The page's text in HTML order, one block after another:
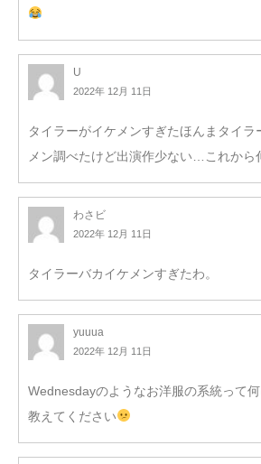
U
2022年 12月 11日
タイラーがイケメンすぎたほんまタイラ
メン調べたけど出演作少ない…これから
わさビ
2022年 12月 11日
タイラーバカイケメンすぎたわ。
yuuua
2022年 12月 11日
Wednesdayのようなお洋服の系統って
教えてください